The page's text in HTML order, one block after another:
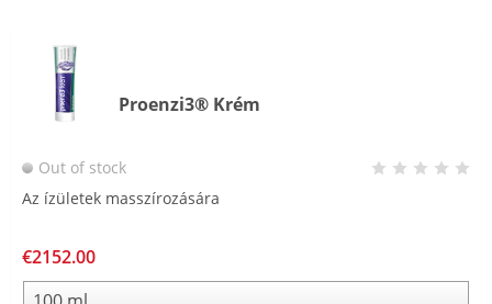
Proenzi3® Krém
Out of stock
Az ízületek masszírozására
€2152.00